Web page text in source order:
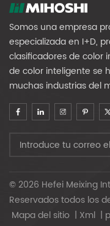
Somos una empresa
especializada en I+D,
clasificadores de color
de color inteligente se
muchas industrias del
© 2026 Hefei Meixing
Reservados todos los
Mapa del sitio | Xml |